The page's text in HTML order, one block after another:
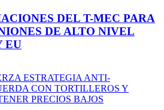
DEL T-MEC PARA
DE ALTO NIVEL
EU